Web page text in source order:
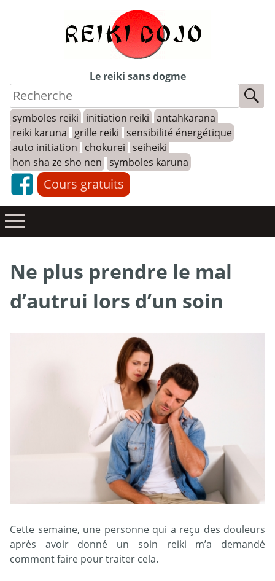
Le reiki sans dogme
symboles reiki initiation reiki antahkarana
reiki karuna
grille reiki sensibilité énergétique
auto initiation
chokurei seiheiki
hon sha ze sho nen symboles karuna
Cours gratuits
Ne plus prendre le mal
d’autrui lors d’un soin
Cette semaine, une personne qui a reçu des douleurs
après avoir donné un soin reiki m’a demandé
comment faire pour traiter cela.